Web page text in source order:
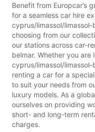
Benefit from Europcar’s
for a seamless car hire
cyprus/limassol/
choosing from our
our stations across car-
belmar. Whether you
cyprus/limassol/
renting a car for a
to suit your needs from
luxury models. As a
ourselves on providing
short- and long-term
charges.